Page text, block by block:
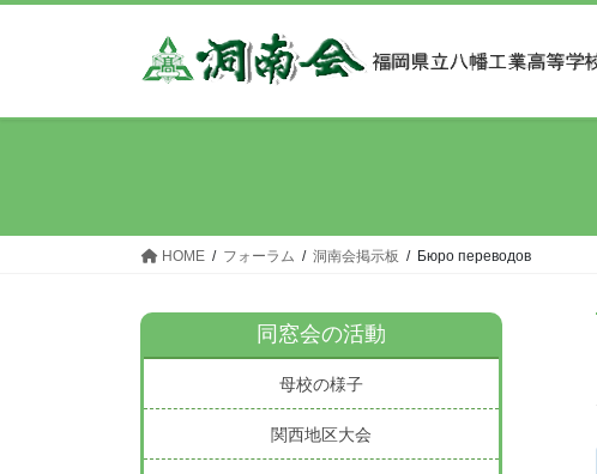
ッ
移
HOME フォーラム 洞南会掲示板 Бюро переводов
同窓会の活動
母校の様子
関西地区大会